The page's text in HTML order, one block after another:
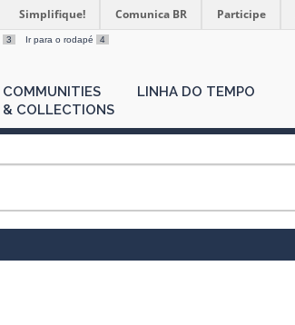
Simplifique! Comunica BR Participe
3 Ir para o rodapé 4
COMMUNITIES
& COLLECTIONS
LINHA DO TEMPO